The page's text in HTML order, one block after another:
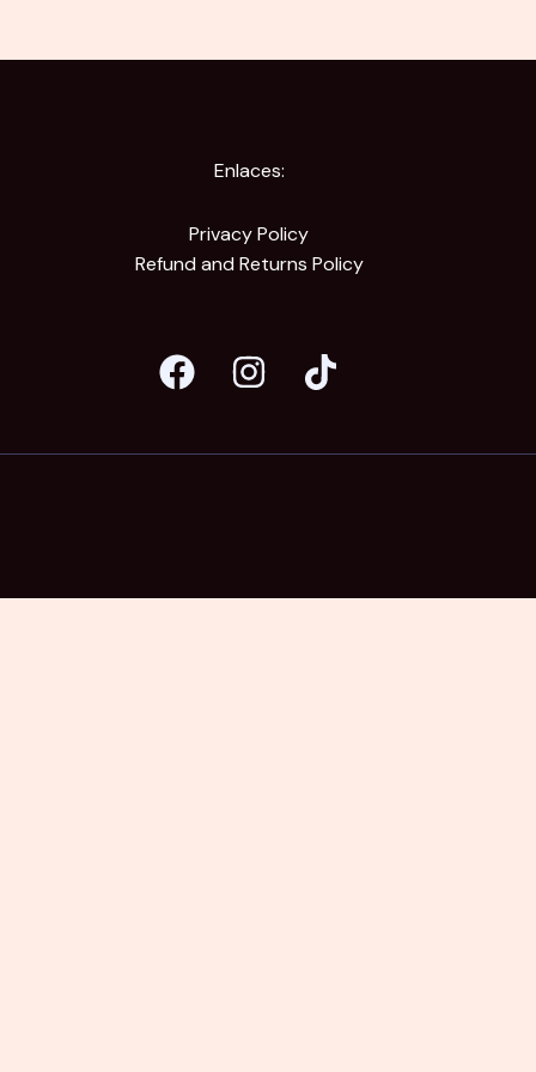
Enlaces:
Privacy Policy
Refund and Returns Policy